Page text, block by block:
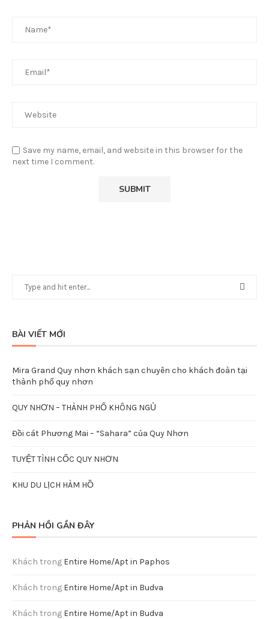
Save my name, email, and website in this browser for the
next time I comment.
BÀI VIẾT MỚI
Mira Grand Quy nhơn khách sạn chuyên cho khách đoàn tại
thành phố quy nhơn
QUY NHƠN – THÀNH PHỐ KHÔNG NGỦ
Đồi cát Phương Mai – “Sahara” của Quy Nhơn
TUYỆT TÌNH CỐC QUY NHƠN
KHU DU LỊCH HÀM HỒ
PHẢN HỒI GẦN ĐÂY
Khách trong Entire Home/Apt in Paphos
Khách trong Entire Home/Apt in Budva
Khách trong Entire Home/Apt in Budva